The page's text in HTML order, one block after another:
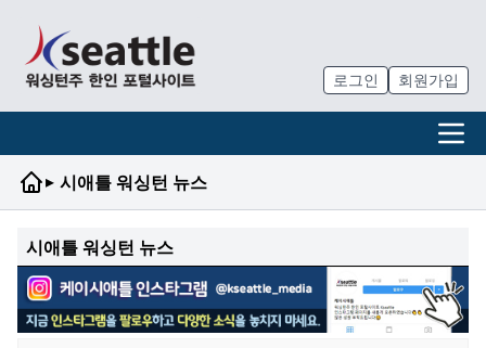
로그인 회원가입
▸ 시애틀 워싱턴 뉴스
시애틀 워싱턴 뉴스